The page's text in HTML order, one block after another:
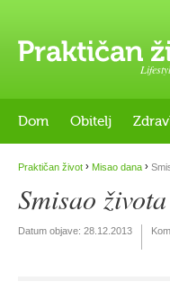
Dom Obitelj
Praktičan život › Misao dana ›
Smisao života
Datum objave: 28.12.2013